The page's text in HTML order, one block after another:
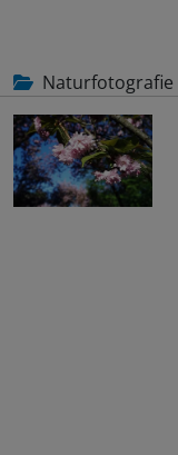
Naturfotografie